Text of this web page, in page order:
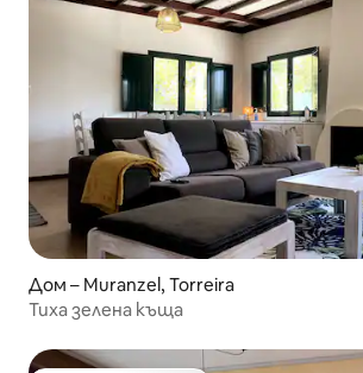
Дом – Muranzel, Torreira
Тиха зелена къща